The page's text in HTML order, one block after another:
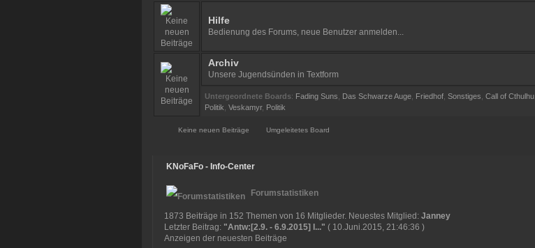
Hilfe
Bedienung des Forums, neue Benutzer anmelden...
Archiv
Unsere Jugendsünden in Textform
Untergeordnete Boards: Fading Suns Das Schwarze Auge Friedhof Sonstiges Call of Cthulhu
Politik Veskamyr, Politik
Keine neuen Beiträge Umgeleitetes Board
KNoFaFo - Info-Center
Forumstatistiken
1873 Beiträge in 152 Themen von 16 Mitglieder. Neuestes Mitglied:Janney
Letzter Beitrag: "Antw:[2.9. - 6.9.2015] I..." ( 10.Juni.2015, 21:46:36 )
Anzeigen der neuesten Beiträge